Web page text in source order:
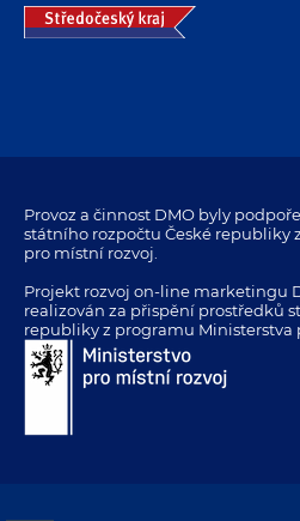
Provoz a činnost DMO byly
státního rozpočtu České republiky
pro místní rozvoj.
Projekt rozvoj on-line marketingu
realizován za přispění prostředků
republiky z programu Ministerstva